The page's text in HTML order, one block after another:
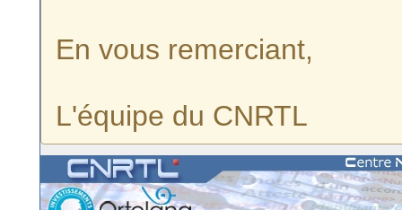
En vous remerciant,
L'équipe du CNRTL